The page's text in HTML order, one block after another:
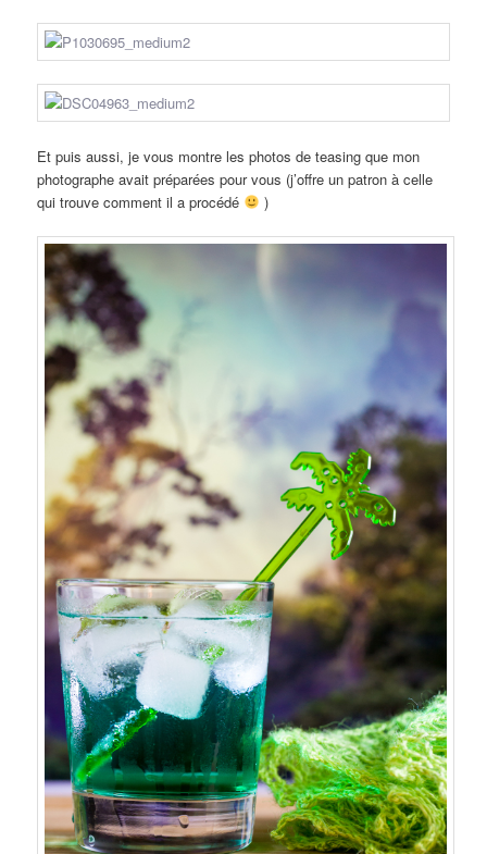
Et puis aussi, je vous montre les photos de teasing que mon
photographe avait préparées pour vous (j’offre un patron à celle
qui trouve comment il a procédé
)